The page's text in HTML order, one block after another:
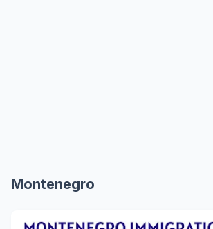
Montenegro